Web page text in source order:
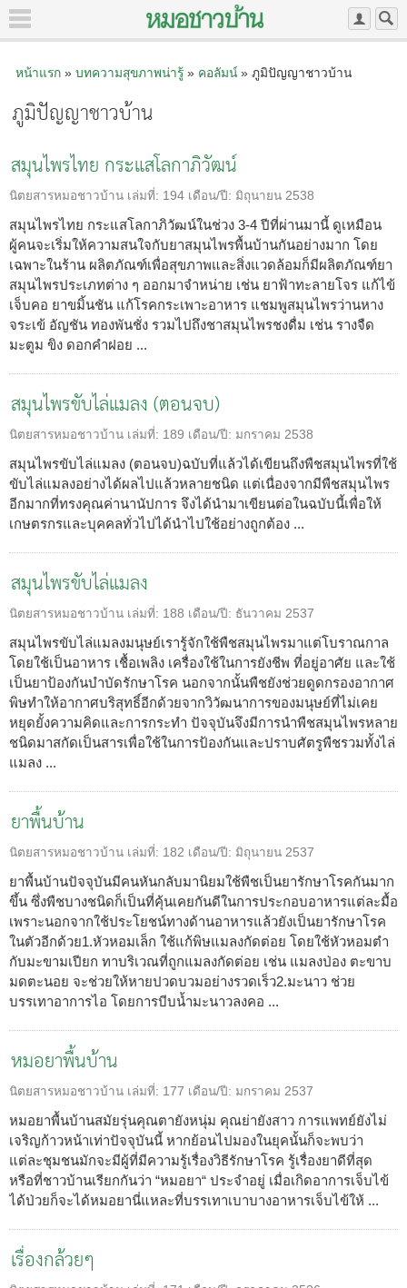
หน้าแรก» บทความสุขภาพน่ารู้» คอลัมน์» ภูมิปัญญาชาวบ้าน
ภูมิปัญญาชาวบ้าน
สมุนไพรไทย กระแสโลกาภิวัฒน์
นิตยสารหมอชาวบ้าน เล่มที่: 194 เดือน/ปี: มิถุนายน 2538
สมุนไพรไทย กระแสโลกาภิวัฒน์ในช่วง 3-4 ปีที่ผ่านมานี้ ดูเหมือน
ผู้คนจะเริ่มให้ความสนใจกับยาสมุนไพรพื้นบ้านกันอย่างมาก โดย
เฉพาะในร้าน ผลิตภัณฑ์เพื่อสุขภาพและสิ่งแวดล้อมก็มีผลิตภัณฑ์ยา
สมุนไพรประเภทต่าง ๆ ออกมาจำหน่าย เช่น ยาฟ้าทะลายโจร แก้ไข้
เจ็บคอ ยาขมิ้นชัน แก้โรคกระเพาะอาหาร แชมพูสมุนไพรว่านหาง
จระเข้ อัญชัน ทองพันชั่ง รวมไปถึงชาสมุนไพรชงดื่ม เช่น รางจืด
มะตูม ขิง ดอกคำฝอย ...
สมุนไพรขับไล่แมลง (ตอนจบ)
นิตยสารหมอชาวบ้าน เล่มที่: 189 เดือน/ปี: มกราคม 2538
สมุนไพรขับไล่แมลง (ตอนจบ)ฉบับที่แล้วได้เขียนถึงพืชสมุนไพรที่ใช้
ขับไล่แมลงอย่างได้ผลไปแล้วหลายชนิด แต่เนื่องจากมีพืชสมุนไพร
อีกมากที่ทรงคุณค่านานัปการ จึงได้นำมาเขียนต่อในฉบับนี้เพื่อให้
เกษตรกรและบุคคลทั่วไปได้นำไปใช้อย่างถูกต้อง ...
สมุนไพรขับไล่แมลง
นิตยสารหมอชาวบ้าน เล่มที่: 188 เดือน/ปี: ธันวาคม 2537
สมุนไพรขับไล่แมลงมนุษย์เรารู้จักใช้พืชสมุนไพรมาแต่โบราณกาล
โดยใช้เป็นอาหาร เชื้อเพลิง เครื่องใช้ในการยังชีพ ที่อยู่อาศัย และใช้
เป็นยาป้องกันบำบัดรักษาโรค นอกจากนั้นพืชยังช่วยดูดกรองอากาศ
พิษทำให้อากาศบริสุทธิ์อีกด้วยจากวิวัฒนาการของมนุษย์ที่ไม่เคย
หยุดยั้งความคิดและการกระทำ ปัจจุบันจึงมีการนำพืชสมุนไพรหลาย
ชนิดมาสกัดเป็นสารเพื่อใช้ในการป้องกันและปราบศัตรูพืชรวมทั้งไล่
แมลง ...
ยาพื้นบ้าน
นิตยสารหมอชาวบ้าน เล่มที่: 182 เดือน/ปี: มิถุนายน 2537
ยาพื้นบ้านปัจจุบันมีคนหันกลับมานิยมใช้พืชเป็นยารักษาโรคกันมาก
ขึ้น ซึ่งพืชบางชนิดก็เป็นที่คุ้นเคยกันดีในการประกอบอาหารแต่ละมื้อ
เพราะนอกจากใช้ประโยชน์ทางด้านอาหารแล้วยังเป็นยารักษาโรค
ในตัวอีกด้วย1.หัวหอมเล็ก ใช้แก้พิษแมลงกัดต่อย โดยใช้หัวหอมตำ
กับมะขามเปียก ทาบริเวณที่ถูกแมลงกัดต่อย เช่น แมลงป่อง ตะขาบ
มดตะนอย จะช่วยให้หายปวดบวมอย่างรวดเร็ว2.มะนาว ช่วย
บรรเทาอาการไอ โดยการบีบน้ำมะนาวลงคอ ...
หมอยาพื้นบ้าน
นิตยสารหมอชาวบ้าน เล่มที่: 177 เดือน/ปี: มกราคม 2537
หมอยาพื้นบ้านสมัยรุ่นคุณตายังหนุ่ม คุณย่ายังสาว การแพทย์ยังไม่
เจริญก้าวหน้าเท่าปัจจุบันนี้ หากย้อนไปมองในยุคนั้นก็จะพบว่า
แต่ละชุมชนมักจะมีผู้ที่มีความรู้เรื่องวิธีรักษาโรค รู้เรื่องยาดีที่สุด
หรือที่ชาวบ้านเรียกกันว่า “หมอยา“ ประจำอยู่ เมื่อเกิดอาการเจ็บไข้
ได้ป่วยก็จะได้หมอยานี่แหละที่บรรเทาเบาบางอาหารเจ็บไข้ให้ ...
เรื่องกล้วยๆ